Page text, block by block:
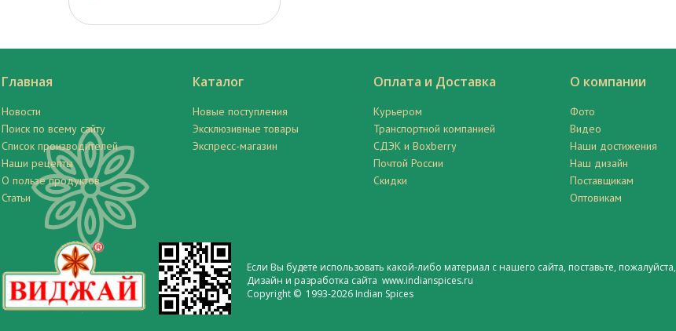
Главная
Новости
Поиск по всему сайту
Список производителей
Наши рецепты
О пользе продуктов
Статьи
Каталог
Новые поступления
Эксклюзивные товары
Экспресс-магазин
Оплата и Доставка
Курьером
Транспортной компанией
СДЭК и Boxberry
Почтой России
Скидки
О компании
Фото
Видео
Наши достижения
Наш дизайн
Поставщикам
Оптовикам
Если Вы будете использовать какой-либо материал с нашего сайта, поставьте, пожалуйста,
Дизайн и разработка сайта www.indianspices.ru
Copyright © 1993-2026 Indian Spices